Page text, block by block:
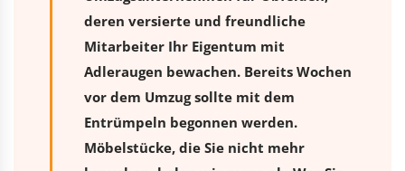
deren versierte und freundliche
Mitarbeiter Ihr Eigentum mit
Adleraugen bewachen. Bereits Wochen
vor dem Umzug sollte mit dem
Entrümpeln begonnen werden.
Möbelstücke, die Sie nicht mehr